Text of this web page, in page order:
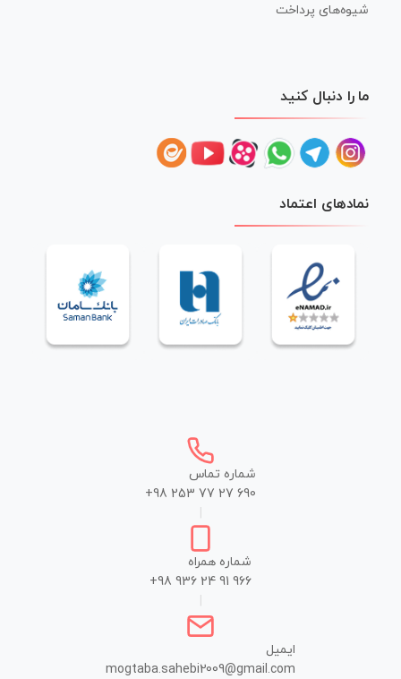
شیوه‌های پرداخت
ما را دنبال کنید
نمادهای اعتماد
شماره تماس
+98 253 77 27 690
شماره همراه
+98 936 24 91 966
ایمیل
mogtaba.sahebi2009@gmail.com